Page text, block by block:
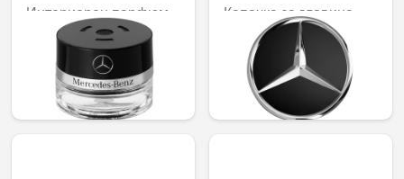
Интериорен парфюм
Gingery mood
92,02 € /
179,97 лв.
Капачка за главина,
Star sublime, за зенкер
с диаметър 66,8 мм
25,21 € / 49,31 лв.